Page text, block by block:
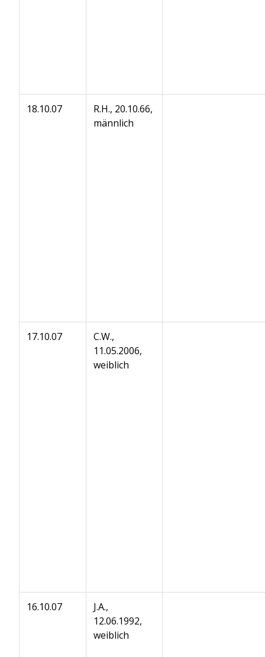
18.10.07
R.H., 20.10.66,
männlich
17.10.07
C.W.,
11.05.2006,
weiblich
16.10.07
J.A.,
12.06.1992,
weiblich